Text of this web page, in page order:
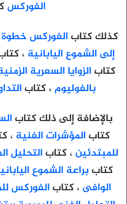
الفوركس
كذلك كتاب الفوركس
إلى الشموع اليابانية ،
كتاب الزوايا السعرية
بالفوليوم ، كتاب
بالإضافة إلى ذلك كتاب
كتاب المؤشرات الفنية ،
للمبتدئين ، كتاب التحليل
كتاب براعة الشموع
الوافى ، كتاب الفوركس